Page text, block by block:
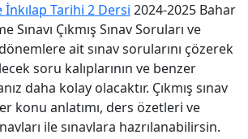
Tarihi 2 Dersi 2024-2025 Bahar
Çıkmış Sınav Soruları ve
ait sınav sorularını çözerek
soru kalıplarının ve benzer
daha kolay olacaktır. Çıkmış sınav
konu anlatımı, ders özetleri ve
ile sınavlara hazrılanabilirsin.